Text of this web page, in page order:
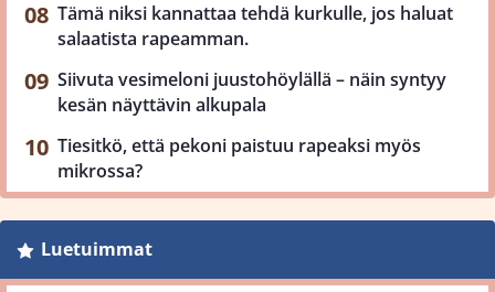
Tämä niksi kannattaa tehdä kurkulle, jos haluat
salaatista rapeamman.
Siivuta vesimeloni juustohöylällä – näin syntyy
kesän näyttävin alkupala
Tiesitkö, että pekoni paistuu rapeaksi myös
mikrossa?
Luetuimmat